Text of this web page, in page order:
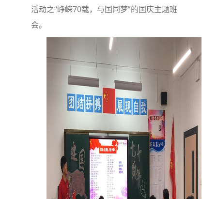
活动之“峥嵘70载，与国同梦”的国庆主题班
会。